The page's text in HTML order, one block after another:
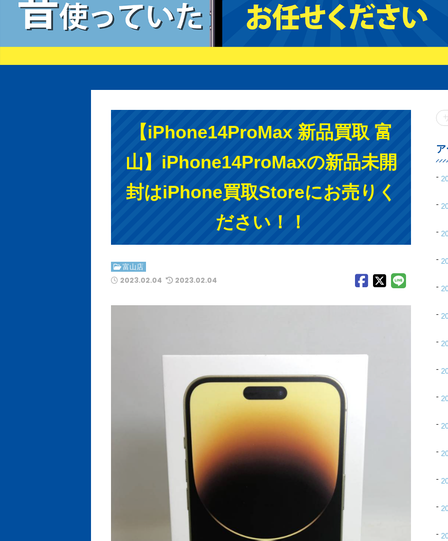
【iPhone14ProMax 新品買取 富
山】iPhone14ProMaxの新品未開
封はiPhone買取Storeにお売りく
ださい！！
富山店
2023.02.04 2023.02.04